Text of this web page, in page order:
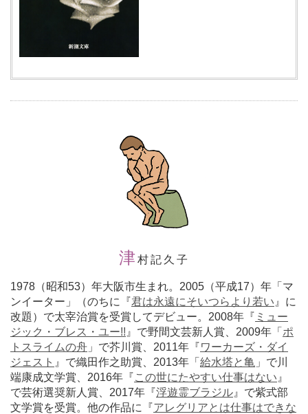
津 村記久子
1978（昭和53）年大阪市生まれ。2005（平成17）年「マ
ンイーター」（のちに『君は永遠にそいつらより若い 』に
改題）で太宰治賞を受賞してデビュー。2008年『 ミュー
ジック・ブレス・ユー!! 』で野間文芸新人賞、2009年「 ポ
トスライムの舟 」で芥川賞、2011年『ワーカーズ・ダイ
ジェスト 』で織田作之助賞、2013年「 給水塔と亀 」で川
端康成文学賞、2016年『この世にたやすい仕事はない 』
で芸術選奨新人賞、2017年『浮遊霊ブラジル 』で紫式部
文学賞を受賞。他の作品に『アレグリアとは仕事はできな